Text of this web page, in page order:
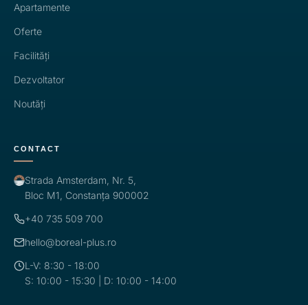
Apartamente
Oferte
Facilități
Dezvoltator
Noutăți
CONTACT
Strada Amsterdam, Nr. 5,
Bloc M1, Constanța 900002
+40 735 509 700
hello@boreal-plus.ro
L-V: 8:30 - 18:00
S: 10:00 - 15:30 | D: 10:00 - 14:00